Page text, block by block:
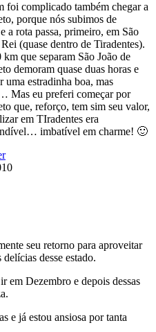
foi complicado também chegar a
porque nós subimos de
a rota passa, primeiro, em São
(quase dentro de Tiradentes).
km que separam São João de
demoram quase duas horas e
uma estradinha boa, mas
Mas eu preferi começar por
que, reforço, tem sim seu valor,
em TIradentes era
imbatível em charme! 🙂
seu retorno para aproveitar
desse estado.
em Dezembro e depois dessas
e já estou ansiosa por tanta